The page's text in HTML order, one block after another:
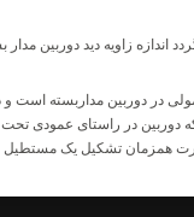
زاویه دید دوربین مدار
در دوربین مداربسته
که دوربین در راستای عمودی
همزمان تشکیل یک